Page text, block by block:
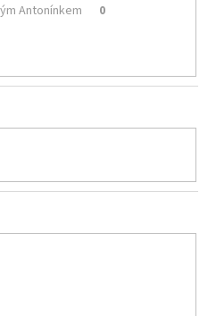
Antonínkem 0